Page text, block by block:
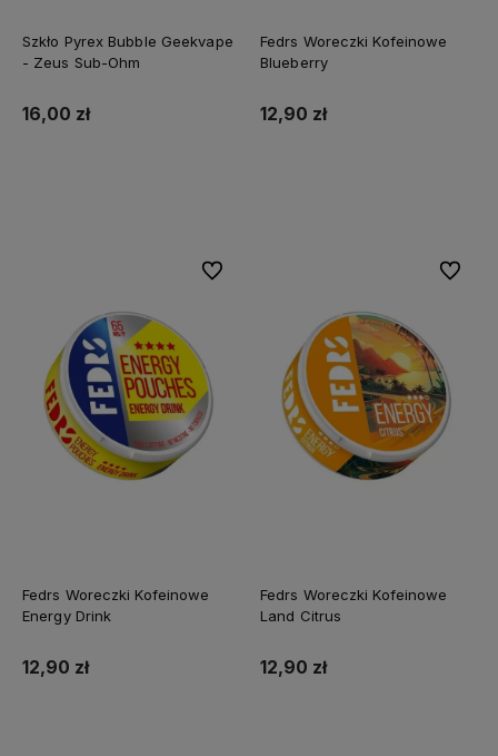
Szkło Pyrex Bubble Geekvape
- Zeus Sub-Ohm
16,00 zł
Fedrs Woreczki Kofeinowe
Blueberry
12,90 zł
Fedrs Woreczki Kofeinowe
Energy Drink
12,90 zł
Do ulubionych
Fedrs Woreczki Kofeinowe
Land Citrus
12,90 zł
Do